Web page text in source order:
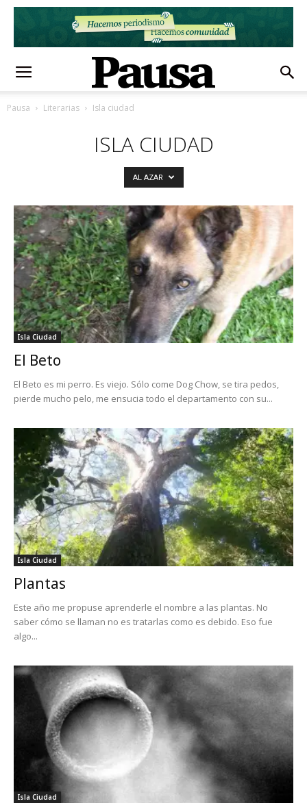
Pausa Literarias Isla ciudad
ISLA CIUDAD
AL AZAR
Isla Ciudad
El Beto
El Beto es mi perro. Es viejo. Sólo come Dog Chow, se tira pedos,
pierde mucho pelo, me ensucia todo el departamento con su...
Isla Ciudad
Plantas
Este año me propuse aprenderle el nombre a las plantas. No
saber cómo se llaman no es tratarlas como es debido. Eso fue
algo...
Isla Ciudad